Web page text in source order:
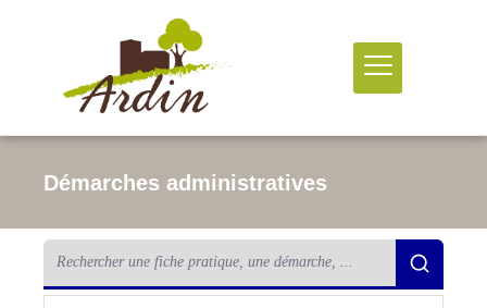
Démarches administratives